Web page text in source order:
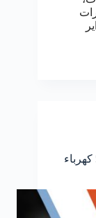
رقم خدمة بنشر الشويخ الصناعية 52227338 كهرباء